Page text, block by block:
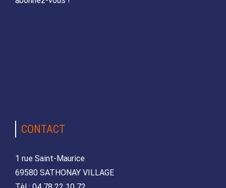
CONTACT
1 rue Saint-Maurice
69580 SATHONAY VILLAGE